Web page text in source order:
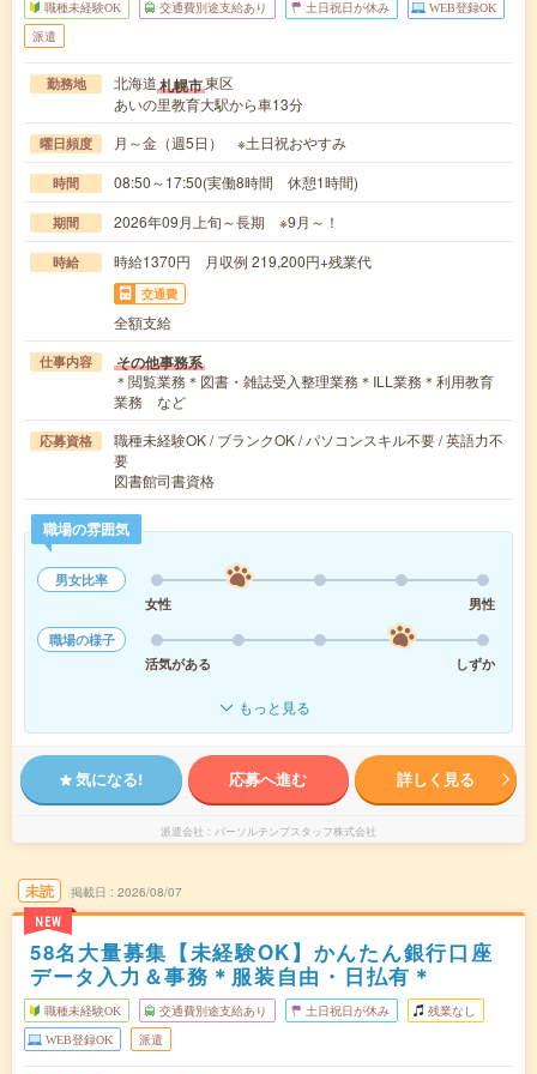
職種未経験OK 交通費別途支給あり 土日祝日が休み WEB登録OK
派遣
勤務地 北海道札幌市東区
あいの里教育大駅から車13分
曜日頻度 月～金（週5日） ※土日祝おやすみ
時間 08:50～17:50(実働8時間 休憩1時間)
期間 2026年09月上旬～長期 ※9月～！
時給 時給1370円 月収例 219,200円+残業代
交通費
全額支給
仕事内容 その他事務系
＊閲覧業務＊図書・雑誌受入整理業務＊ILL業務＊利用教育
業務 など
応募資格
職種未経験OK / ブランクOK / パソコンスキル不要 / 英語力不
要
図書館司書資格
職場の雰囲気
男女比率
女性
男性
職場の様子
活気がある
しずか
もっと見る
気になる! 応募へ進む 詳しく見る
派遣会社 パーソルテンプスタッフ株式会社
未読
NEW
掲載日 2026/08/07
58名大量募集【未経験OK】かんたん銀行口座
データ入力＆事務＊服装自由・日払有＊
職種未経験OK 交通費別途支給あり 土日祝日が休み 残業なし
WEB登録OK 派遣